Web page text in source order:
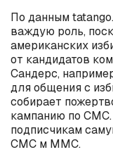
По данным
важдую роль,
американских
от кандидатов
Сандерс,
для общения с
собирает
кампанию по СМС.
подписчикам
СМС м ММС.